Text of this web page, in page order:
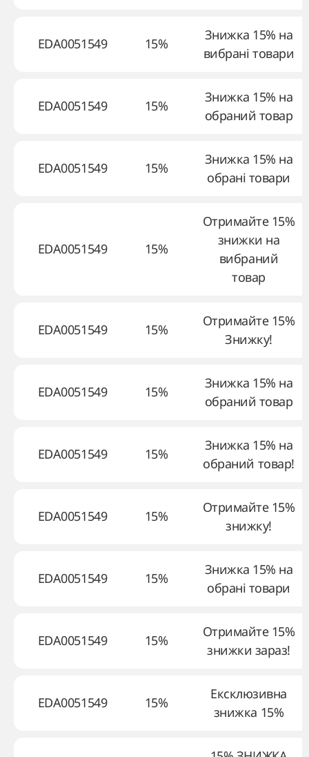
EDA0051549 15%
Знижка 15% на
вибрані товари
EDA0051549 15%
Знижка 15% на
обраний товар
EDA0051549 15%
Знижка 15% на
обрані товари
EDA0051549 15%
Отримайте 15%
знижки на
вибраний
товар
EDA0051549 15%
Отримайте 15%
Знижку!
EDA0051549 15%
Знижка 15% на
обраний товар
EDA0051549 15%
Знижка 15% на
обраний товар!
EDA0051549 15%
Отримайте 15%
знижку!
EDA0051549 15%
Знижка 15% на
обрані товари
EDA0051549 15%
Отримайте 15%
знижки зараз!
EDA0051549 15%
Ексклюзивна
знижка 15%